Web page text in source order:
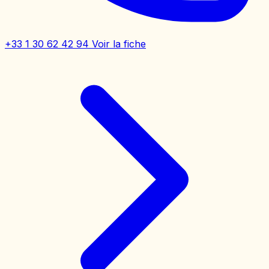
+33 1 30 62 42 94 Voir la fiche